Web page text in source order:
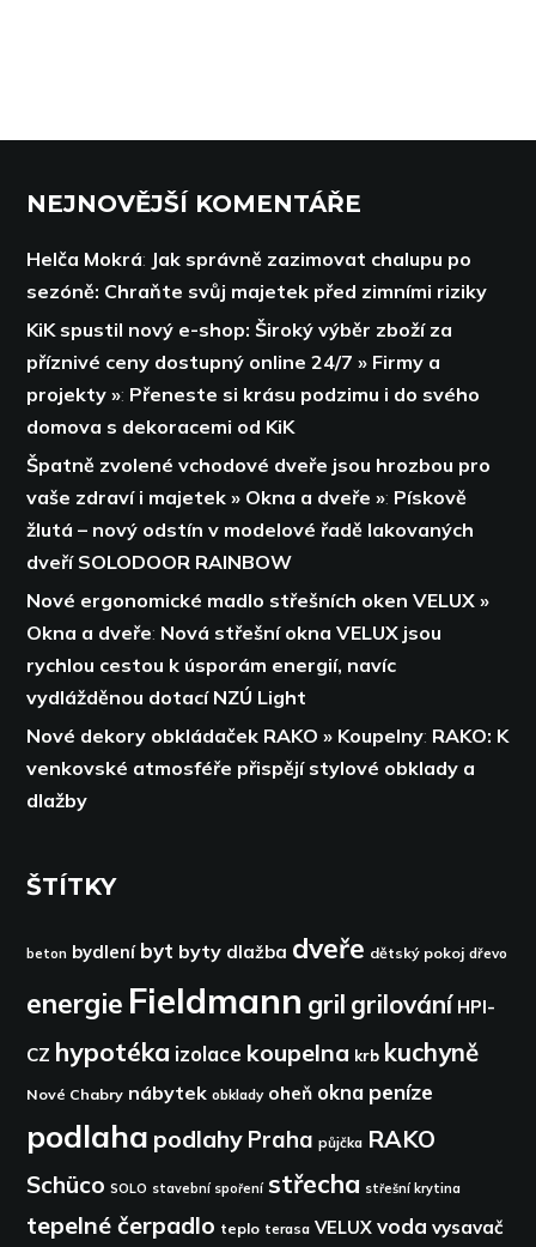
NEJNOVĚJŠÍ KOMENTÁŘE
Helča Mokrá: Jak správně zazimovat chalupu po
sezóně: Chraňte svůj majetek před zimními riziky
KiK spustil nový e-shop: Široký výběr zboží za
příznivé ceny dostupný online 24/7 » Firmy a
projekty »: Přeneste si krásu podzimu i do svého
domova s dekoracemi od KiK
Špatně zvolené vchodové dveře jsou hrozbou pro
vaše zdraví i majetek » Okna a dveře »: Pískově
žlutá – nový odstín v modelové řadě lakovaných
dveří SOLODOOR RAINBOW
Nové ergonomické madlo střešních oken VELUX »
Okna a dveře: Nová střešní okna VELUX jsou
rychlou cestou k úsporám energií, navíc
vydlážděnou dotací NZÚ Light
Nové dekory obkládaček RAKO » Koupelny: RAKO: K
venkovské atmosféře přispějí stylové obklady a
dlažby
ŠTÍTKY
beton bydlení byt byty dlažba dveře dětský pokoj dřevo
energie Fieldmann gril grilování HPI-
CZ hypotéka izolace koupelna krb kuchyně
Nové Chabry nábytek obklady oheň okna peníze
podlaha podlahy Praha půjčka RAKO
Schüco SOLO stavební spoření střecha střešní krytina
tepelné čerpadlo teplo terasa VELUX voda vysavač